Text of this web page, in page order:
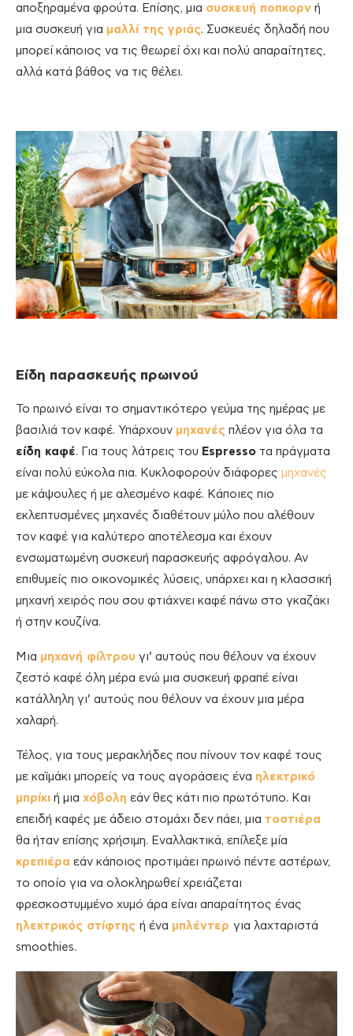
αποξηραμένα φρούτα. Επίσης, μια συσκευή ποπκορν ή
μια συσκευή για μαλλί της γριάς. Συσκευές δηλαδή που
μπορεί κάποιος να τις θεωρεί όχι και πολύ απαραίτητες,
αλλά κατά βάθος να τις θέλει.
Είδη παρασκευής πρωινού
Το πρωινό είναι το σημαντικότερο γεύμα της ημέρας με
βασιλιά τον καφέ. Υπάρχουν μηχανές πλέον για όλα τα
είδη καφέ. Για τους λάτρεις του Espresso τα πράγματα
είναι πολύ εύκολα πια. Κυκλοφορούν διάφορες μηχανές
με κάψουλες ή με αλεσμένο καφέ. Κάποιες πιο
εκλεπτυσμένες μηχανές διαθέτουν μύλο που αλέθουν
τον καφέ για καλύτερο αποτέλεσμα και έχουν
ενσωματωμένη συσκευή παρασκευής αφρόγαλου. Αν
επιθυμείς πιο οικονομικές λύσεις, υπάρχει και η κλασσική
μηχανή χειρός που σου φτιάχνει καφέ πάνω στο γκαζάκι
ή στην κουζίνα.
Μια μηχανή φίλτρου γι’ αυτούς που θέλουν να έχουν
ζεστό καφέ όλη μέρα ενώ μια συσκευή φραπέ είναι
κατάλληλη γι’ αυτούς που θέλουν να έχουν μια μέρα
χαλαρή.
Τέλος, για τους μερακλήδες που πίνουν τον καφέ τους
με καϊμάκι μπορείς να τους αγοράσεις ένα ηλεκτρικό
μπρίκι ή μια χόβολη εάν θες κάτι πιο πρωτότυπο. Και
επειδή καφές με άδειο στομάχι δεν πάει, μια τοστιέρα
θα ήταν επίσης χρήσιμη. Εναλλακτικά, επίλεξε μία
κρεπιέρα εάν κάποιος προτιμάει πρωινό πέντε αστέρων,
το οποίο για να ολοκληρωθεί χρειάζεται
φρεσκοστυμμένο χυμό άρα είναι απαραίτητος ένας
ηλεκτρικός στίφτης ή ένα μπλέντερ για λαχταριστά
smoothies.